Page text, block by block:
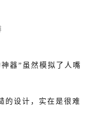
器”虽然模拟了人嘴
的设计，实在是很难